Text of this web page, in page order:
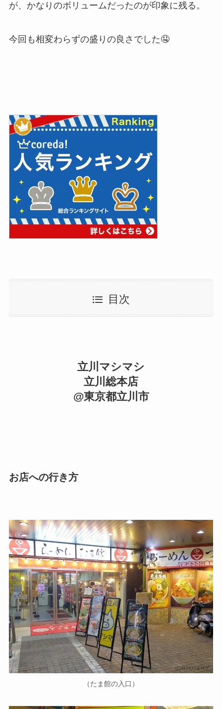
が、かなりのボリュームだったのが印象に残る。
今回も相変わらずの盛りの良さでした🤤
目次
立川マシマシ
立川総本店
@東京都立川市
お店への行き方
（たま館の入口）